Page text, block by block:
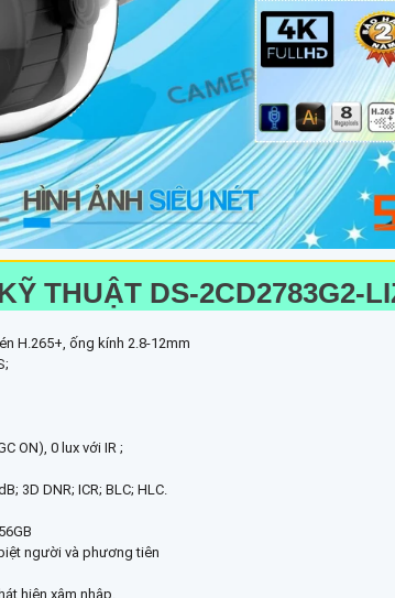
THUẬT DS-2CD2783G2-
H.265+, ống kính 2.8-12mm
ON), 0 lux với IR ;
3D DNR; ICR; BLC; HLC.
người và phương tiên
hiện xâm nhập.